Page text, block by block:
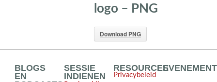
logo – PNG
Download PNG
BLOGS
EN
SESSIE
INDIENEN
RESOURCES
Privacybeleid